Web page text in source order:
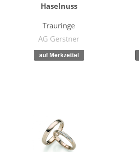
Haselnuss
Trauringe
AG Gerstner